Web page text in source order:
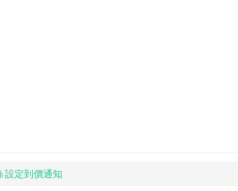
設定到價通知